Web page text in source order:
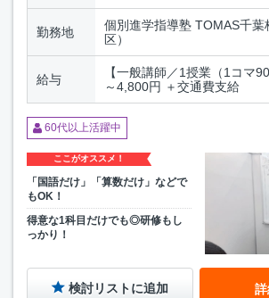
勤務地
個別進学指導塾 TOMAS千葉
区）
給与
【一般講師／1授業（1コマ
～4,800円 ＋交通費支給
60代以上活躍中
ここがオススメ！
「国語だけ」「算数だけ」などで
もOK！
得意な1科目だけでも◎研修もし
っかり！
検討リストに追加